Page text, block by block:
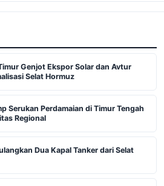
Genjot Ekspor Solar dan Avtur
Selat Hormuz
Serukan Perdamaian di Timur Tengah
Regional
Dua Kapal Tanker dari Selat